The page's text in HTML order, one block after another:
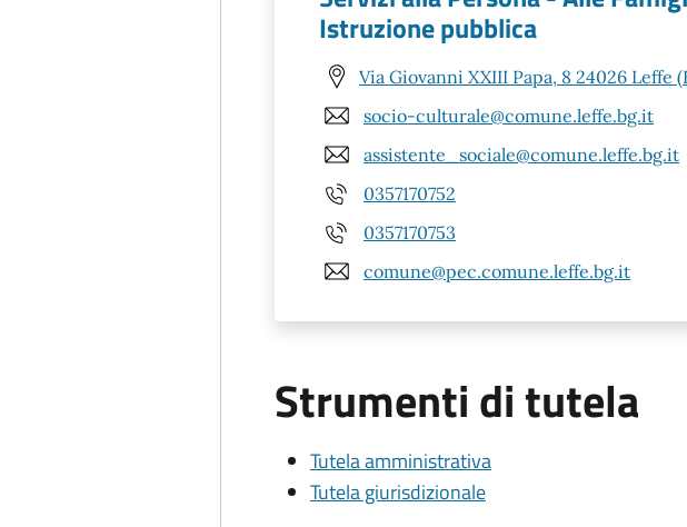
Istruzione pubblica
Via Giovanni XXIII Papa, 8 24026 Leffe
socio-culturale@comune.leffe.bg.it
assistente_sociale@comune.leffe.bg.it
0357170752
0357170753
comune@pec.comune.leffe.bg.it
Strumenti di tutela
Tutela amministrativa
Tutela giurisdizionale